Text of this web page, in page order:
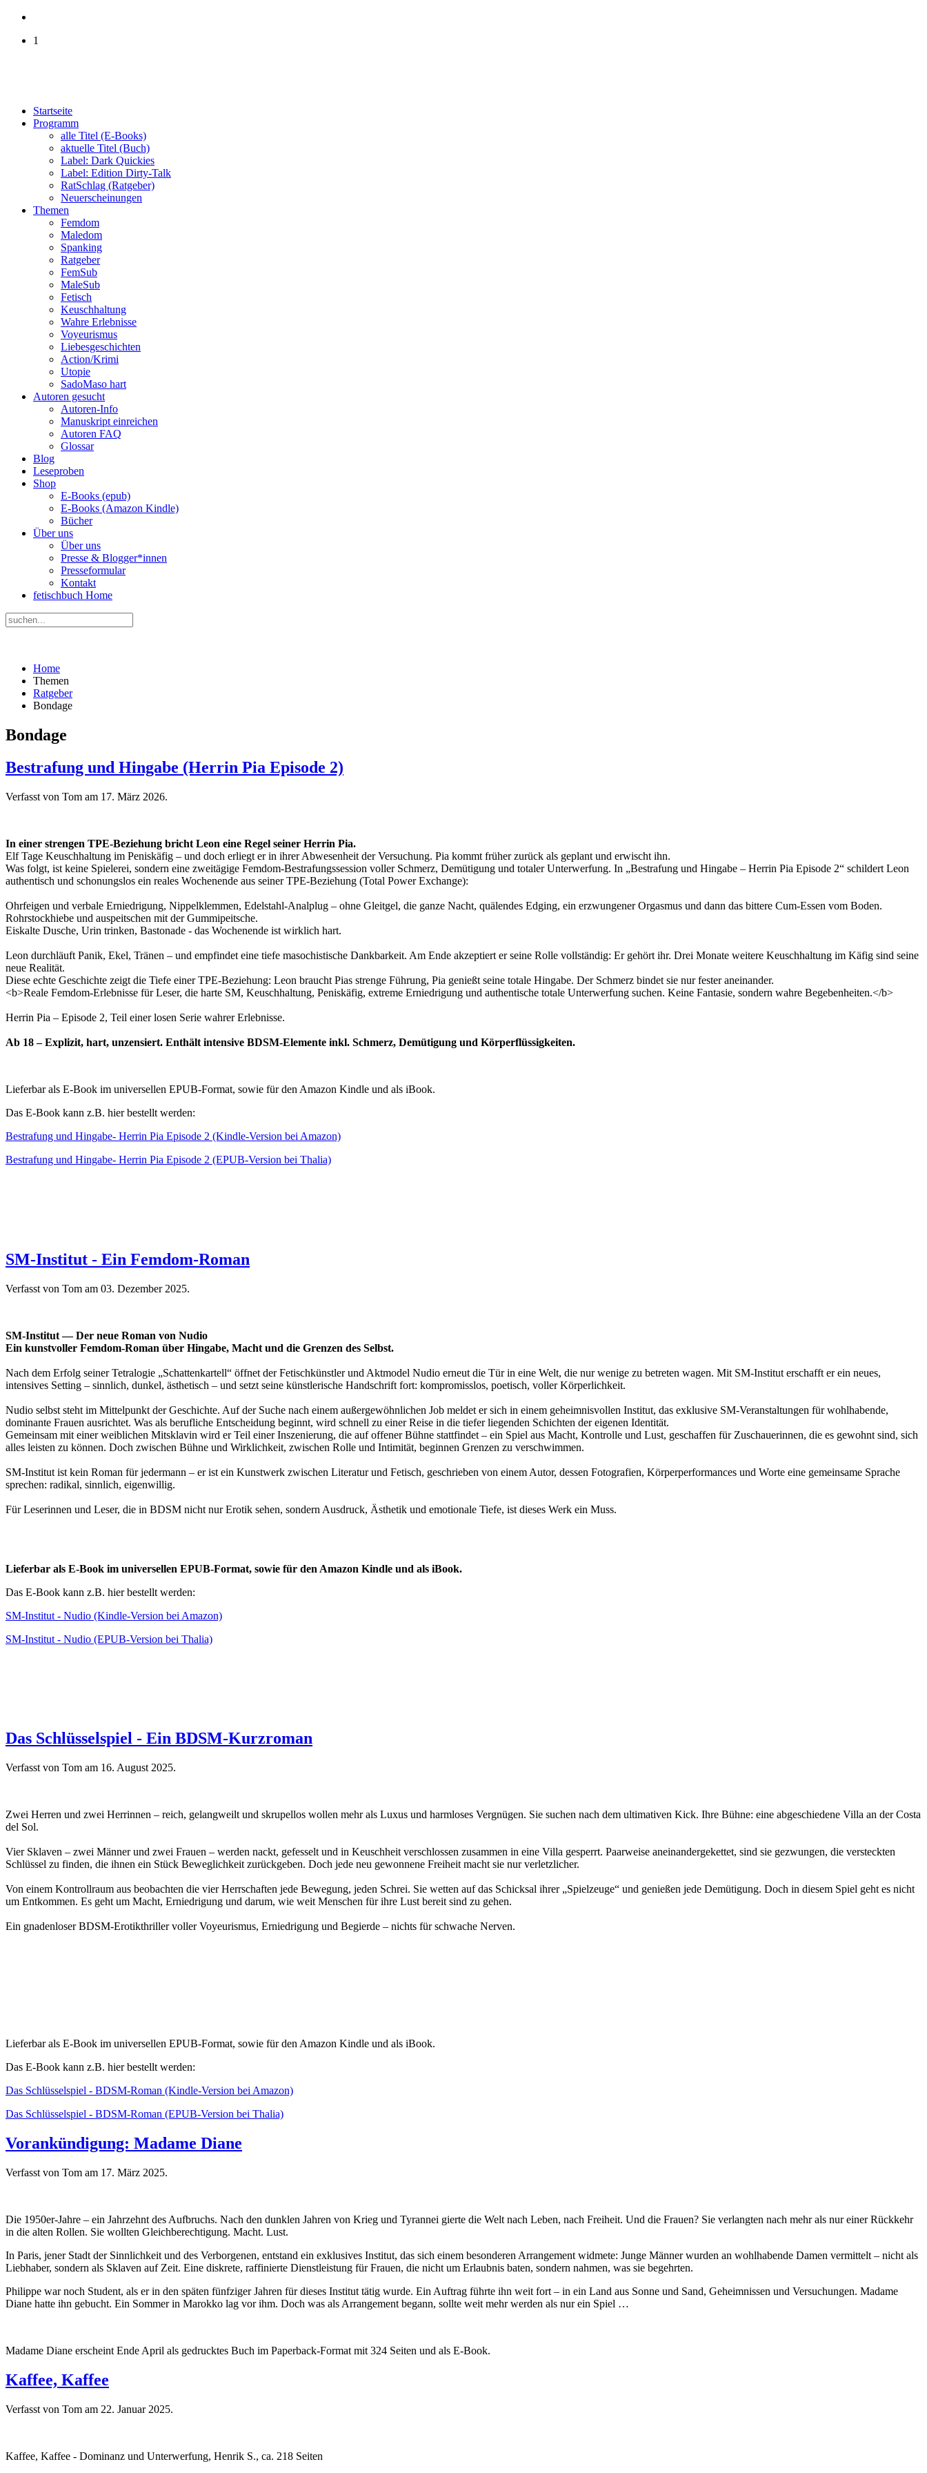
1
Startseite
Programm
alle Titel (E-Books)
aktuelle Titel (Buch)
Label: Dark Quickies
Label: Edition Dirty-Talk
RatSchlag (Ratgeber)
Neuerscheinungen
Themen
Femdom
Maledom
Spanking
Ratgeber
FemSub
MaleSub
Fetisch
Keuschhaltung
Wahre Erlebnisse
Voyeurismus
Liebesgeschichten
Action/Krimi
Utopie
SadoMaso hart
Autoren gesucht
Autoren-Info
Manuskript einreichen
Autoren FAQ
Glossar
Blog
Leseproben
Shop
E-Books (epub)
E-Books (Amazon Kindle)
Bücher
Über uns
Über uns
Presse & Blogger*innen
Presseformular
Kontakt
fetischbuch Home
Home
Themen
Ratgeber
Bondage
Bondage
Bestrafung und Hingabe (Herrin Pia Episode 2)
Verfasst von Tom am 17. März 2026.
In einer strengen TPE-Beziehung bricht Leon eine Regel seiner Herrin Pia.
Elf Tage Keuschhaltung im Peniskäfig – und doch erliegt er in ihrer Abwesenheit der Versuchung. Pia kommt früher zurück als geplant und erwischt ihn.
Was folgt, ist keine Spielerei, sondern eine zweitägige Femdom-Bestrafungssession voller Schmerz, Demütigung und totaler Unterwerfung. In „Bestrafung und Hingabe – Herrin Pia Episode 2“ schildert Leon
authentisch und schonungslos ein reales Wochenende aus seiner TPE-Beziehung (Total Power Exchange):
Ohrfeigen und verbale Erniedrigung, Nippelklemmen, Edelstahl-Analplug – ohne Gleitgel, die ganze Nacht, quälendes Edging, ein erzwungener Orgasmus und dann das bittere Cum-Essen vom Boden.
Rohrstockhiebe und auspeitschen mit der Gummipeitsche.
Eiskalte Dusche, Urin trinken, Bastonade - das Wochenende ist wirklich hart.
Leon durchläuft Panik, Ekel, Tränen – und empfindet eine tiefe masochistische Dankbarkeit. Am Ende akzeptiert er seine Rolle vollständig: Er gehört ihr. Drei Monate weitere Keuschhaltung im Käfig sind seine
neue Realität.
Diese echte Geschichte zeigt die Tiefe einer TPE-Beziehung: Leon braucht Pias strenge Führung, Pia genießt seine totale Hingabe. Der Schmerz bindet sie nur fester aneinander.
<b>Reale Femdom-Erlebnisse für Leser, die harte SM, Keuschhaltung, Peniskäfig, extreme Erniedrigung und authentische totale Unterwerfung suchen. Keine Fantasie, sondern wahre Begebenheiten.</b>
Herrin Pia – Episode 2, Teil einer losen Serie wahrer Erlebnisse.
Ab 18 – Explizit, hart, unzensiert. Enthält intensive BDSM-Elemente inkl. Schmerz, Demütigung und Körperflüssigkeiten.
Lieferbar als E-Book im universellen EPUB-Format, sowie für den Amazon Kindle und als iBook.
Das E-Book kann z.B. hier bestellt werden:
Bestrafung und Hingabe- Herrin Pia Episode 2 (Kindle-Version bei Amazon)
Bestrafung und Hingabe- Herrin Pia Episode 2 (EPUB-Version bei Thalia)
SM-Institut - Ein Femdom-Roman
Verfasst von Tom am 03. Dezember 2025.
SM-Institut — Der neue Roman von Nudio
Ein kunstvoller Femdom-Roman über Hingabe, Macht und die Grenzen des Selbst.
Nach dem Erfolg seiner Tetralogie „Schattenkartell“ öffnet der Fetischkünstler und Aktmodel Nudio erneut die Tür in eine Welt, die nur wenige zu betreten wagen. Mit SM-Institut erschafft er ein neues,
intensives Setting – sinnlich, dunkel, ästhetisch – und setzt seine künstlerische Handschrift fort: kompromisslos, poetisch, voller Körperlichkeit.
Nudio selbst steht im Mittelpunkt der Geschichte. Auf der Suche nach einem außergewöhnlichen Job meldet er sich in einem geheimnisvollen Institut, das exklusive SM-Veranstaltungen für wohlhabende,
dominante Frauen ausrichtet. Was als berufliche Entscheidung beginnt, wird schnell zu einer Reise in die tiefer liegenden Schichten der eigenen Identität.
Gemeinsam mit einer weiblichen Mitsklavin wird er Teil einer Inszenierung, die auf offener Bühne stattfindet – ein Spiel aus Macht, Kontrolle und Lust, geschaffen für Zuschauerinnen, die es gewohnt sind, sich
alles leisten zu können. Doch zwischen Bühne und Wirklichkeit, zwischen Rolle und Intimität, beginnen Grenzen zu verschwimmen.
SM-Institut ist kein Roman für jedermann – er ist ein Kunstwerk zwischen Literatur und Fetisch, geschrieben von einem Autor, dessen Fotografien, Körperperformances und Worte eine gemeinsame Sprache
sprechen: radikal, sinnlich, eigenwillig.
Für Leserinnen und Leser, die in BDSM nicht nur Erotik sehen, sondern Ausdruck, Ästhetik und emotionale Tiefe, ist dieses Werk ein Muss.
Lieferbar als E-Book im universellen EPUB-Format, sowie für den Amazon Kindle und als iBook.
Das E-Book kann z.B. hier bestellt werden:
SM-Institut - Nudio (Kindle-Version bei Amazon)
SM-Institut - Nudio (EPUB-Version bei Thalia)
Das Schlüsselspiel - Ein BDSM-Kurzroman
Verfasst von Tom am 16. August 2025.
Zwei Herren und zwei Herrinnen – reich, gelangweilt und skrupellos wollen mehr als Luxus und harmloses Vergnügen. Sie suchen nach dem ultimativen Kick. Ihre Bühne: eine abgeschiedene Villa an der Costa
del Sol.
Vier Sklaven – zwei Männer und zwei Frauen – werden nackt, gefesselt und in Keuschheit verschlossen zusammen in eine Villa gesperrt. Paarweise aneinandergekettet, sind sie gezwungen, die versteckten
Schlüssel zu finden, die ihnen ein Stück Beweglichkeit zurückgeben. Doch jede neu gewonnene Freiheit macht sie nur verletzlicher.
Von einem Kontrollraum aus beobachten die vier Herrschaften jede Bewegung, jeden Schrei. Sie wetten auf das Schicksal ihrer „Spielzeuge“ und genießen jede Demütigung. Doch in diesem Spiel geht es nicht
um Entkommen. Es geht um Macht, Erniedrigung und darum, wie weit Menschen für ihre Lust bereit sind zu gehen.
Ein gnadenloser BDSM-Erotikthriller voller Voyeurismus, Erniedrigung und Begierde – nichts für schwache Nerven.
Lieferbar als E-Book im universellen EPUB-Format, sowie für den Amazon Kindle und als iBook.
Das E-Book kann z.B. hier bestellt werden:
Das Schlüsselspiel - BDSM-Roman (Kindle-Version bei Amazon)
Das Schlüsselspiel - BDSM-Roman (EPUB-Version bei Thalia)
Vorankündigung: Madame Diane
Verfasst von Tom am 17. März 2025.
Die 1950er-Jahre – ein Jahrzehnt des Aufbruchs. Nach den dunklen Jahren von Krieg und Tyrannei gierte die Welt nach Leben, nach Freiheit. Und die Frauen? Sie verlangten nach mehr als nur einer Rückkehr
in die alten Rollen. Sie wollten Gleichberechtigung. Macht. Lust.
In Paris, jener Stadt der Sinnlichkeit und des Verborgenen, entstand ein exklusives Institut, das sich einem besonderen Arrangement widmete: Junge Männer wurden an wohlhabende Damen vermittelt – nicht als
Liebhaber, sondern als Sklaven auf Zeit. Eine diskrete, raffinierte Dienstleistung für Frauen, die nicht um Erlaubnis baten, sondern nahmen, was sie begehrten.
Philippe war noch Student, als er in den späten fünfziger Jahren für dieses Institut tätig wurde. Ein Auftrag führte ihn weit fort – in ein Land aus Sonne und Sand, Geheimnissen und Versuchungen. Madame
Diane hatte ihn gebucht. Ein Sommer in Marokko lag vor ihm. Doch was als Arrangement begann, sollte weit mehr werden als nur ein Spiel …
Madame Diane erscheint Ende April als gedrucktes Buch im Paperback-Format mit 324 Seiten und als E-Book.
Kaffee, Kaffee
Verfasst von Tom am 22. Januar 2025.
Kaffee, Kaffee - Dominanz und Unterwerfung, Henrik S., ca. 218 Seiten